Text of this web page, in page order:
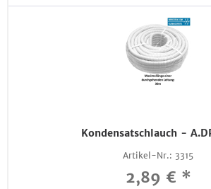
Kondensatschlauch -
Artikel-Nr.: 3315
2,89 € *